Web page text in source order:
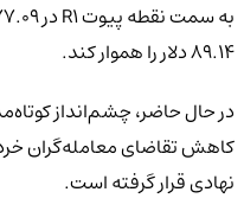
89.14 دلار را هموار کند.
در حال حاضر، چشم‌انداز
کاهش تقاضای معامله‌گران خرد
نهادی قرار گرفته است.